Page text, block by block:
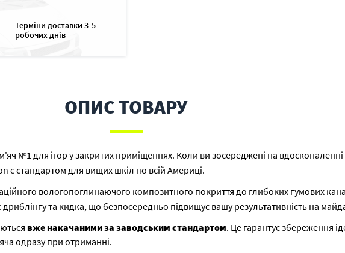
Терміни доставки 3-5
робочих днів
ОПИС ТОВАРУ
№1 для ігор у закритих приміщеннях. Коли ви зосереджені на вдосконаленні
є стандартом для вищих шкіл по всій Америці.
вологопоглинаючого композитного покриття до глибоких гумових
та кидка, що безпосередньо підвищує вашу результативність на
вже накачаними за заводським стандартом. Це гарантує збереження
одразу при отриманні.